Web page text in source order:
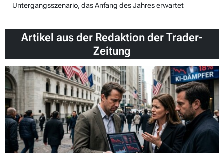
Artikel aus der Redaktion der Trader-
Zeitung
Untergangsszenario, das Anfang des Jahres erwartet